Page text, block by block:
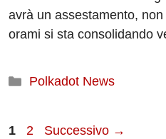
avrà un assestamento,
orami si sta consolidando
Categorie
Polkadot News
Pagina
1 Pagina
2 Successivo →